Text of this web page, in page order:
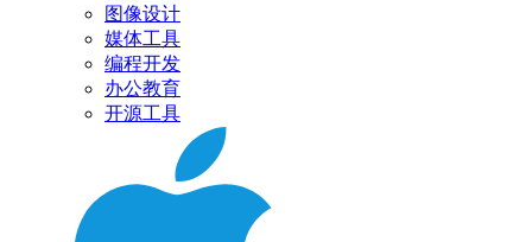
图像设计
媒体工具
编程开发
办公教育
开源工具